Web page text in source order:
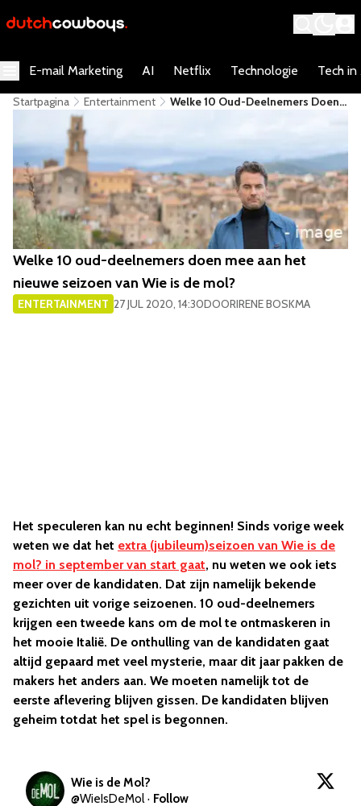
E-mail Marketing AI Netflix Technologie Tech in
Startpagina Entertainment
Welke 10 Oud-Deelnemers Doen
Welke 10 oud-deelnemers doen mee aan het
nieuwe seizoen van Wie is de mol?
ENTERTAINMENT 27 JUL 2020, 14:30DOORIRENE BOSKMA
Het speculeren kan nu echt beginnen! Sinds vorige week
weten we dat het extra (jubileum)seizoen van Wie is de
mol? in september van start gaat, nu weten we ook iets
meer over de kandidaten. Dat zijn namelijk bekende
gezichten uit vorige seizoenen. 10 oud-deelnemers
krijgen een tweede kans om de mol te ontmaskeren in
het mooie Italië. De onthulling van de kandidaten gaat
altijd gepaard met veel mysterie, maar dit jaar pakken de
makers het anders aan. We moeten namelijk tot de
eerste aflevering blijven gissen. De kandidaten blijven
geheim totdat het spel is begonnen.
Wie is de Mol?
@WieIsDeMol · Follow